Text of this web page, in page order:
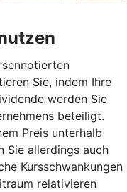
Sie, indem Ihre
werden Sie
beteiligt.
Preis unterhalb
Sie allerdings auch
Kursschwankungen
relativieren